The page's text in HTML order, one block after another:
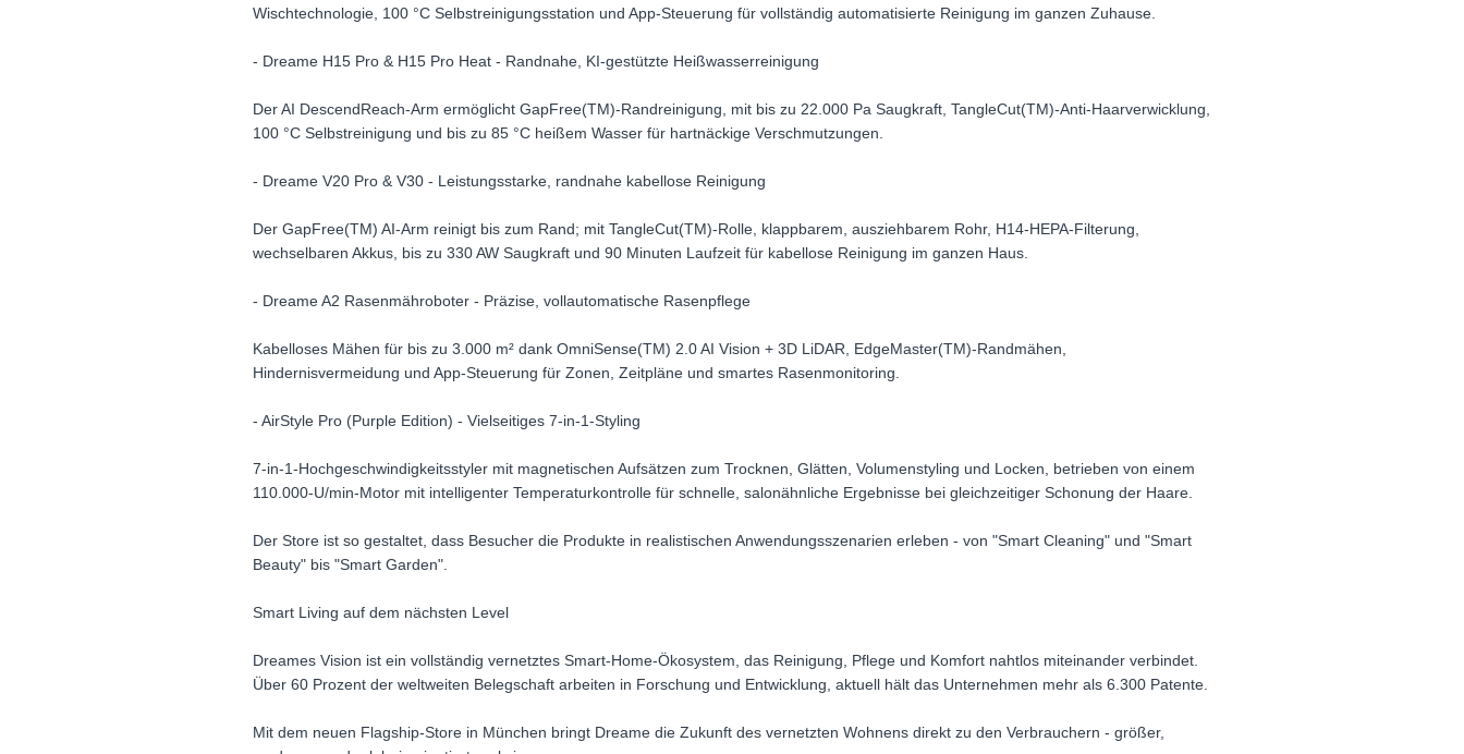
Wischtechnologie, 100 °C Selbstreinigungsstation und App-Steuerung für vollständig automatisierte Reinigung im ganzen Zuhause.
- Dreame H15 Pro & H15 Pro Heat - Randnahe, KI-gestützte Heißwasserreinigung
Der AI DescendReach-Arm ermöglicht GapFree(TM)-Randreinigung, mit bis zu 22.000 Pa Saugkraft, TangleCut(TM)-Anti-Haarverwicklung,
100 °C Selbstreinigung und bis zu 85 °C heißem Wasser für hartnäckige Verschmutzungen.
- Dreame V20 Pro & V30 - Leistungsstarke, randnahe kabellose Reinigung
Der GapFree(TM) AI-Arm reinigt bis zum Rand; mit TangleCut(TM)-Rolle, klappbarem, ausziehbarem Rohr, H14-HEPA-Filterung,
wechselbaren Akkus, bis zu 330 AW Saugkraft und 90 Minuten Laufzeit für kabellose Reinigung im ganzen Haus.
- Dreame A2 Rasenmähroboter - Präzise, vollautomatische Rasenpflege
Kabelloses Mähen für bis zu 3.000 m² dank OmniSense(TM) 2.0 AI Vision + 3D LiDAR, EdgeMaster(TM)-Randmähen,
Hindernisvermeidung und App-Steuerung für Zonen, Zeitpläne und smartes Rasenmonitoring.
- AirStyle Pro (Purple Edition) - Vielseitiges 7-in-1-Styling
7-in-1-Hochgeschwindigkeitsstyler mit magnetischen Aufsätzen zum Trocknen, Glätten, Volumenstyling und Locken, betrieben von einem
110.000-U/min-Motor mit intelligenter Temperaturkontrolle für schnelle, salonähnliche Ergebnisse bei gleichzeitiger Schonung der Haare.
Der Store ist so gestaltet, dass Besucher die Produkte in realistischen Anwendungsszenarien erleben - von "Smart Cleaning" und "Smart
Beauty" bis "Smart Garden".
Smart Living auf dem nächsten Level
Dreames Vision ist ein vollständig vernetztes Smart-Home-Ökosystem, das Reinigung, Pflege und Komfort nahtlos miteinander verbindet.
Über 60 Prozent der weltweiten Belegschaft arbeiten in Forschung und Entwicklung, aktuell hält das Unternehmen mehr als 6.300 Patente.
Mit dem neuen Flagship-Store in München bringt Dreame die Zukunft des vernetzten Wohnens direkt zu den Verbrauchern - größer,